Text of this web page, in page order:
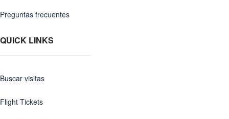
Preguntas frecuentes
QUICK LINKS
Buscar visitas
Flight Tickets